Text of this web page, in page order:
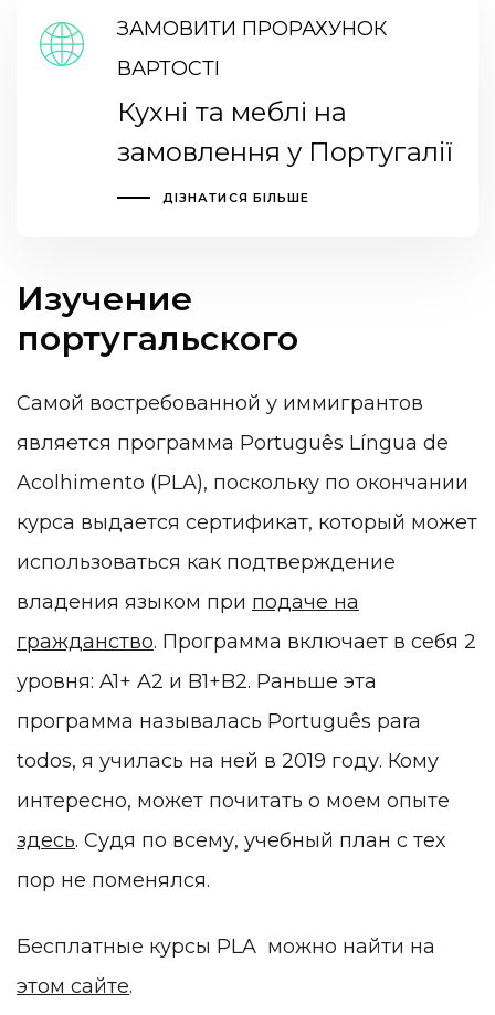
ЗАМОВИТИ ПРОРАХУНОК
ВАРТОСТІ
Кухні та меблі на
замовлення у Португалії
ДІЗНАТИСЯ БІЛЬШЕ
Изучение
португальского
Самой востребованной у иммигрантов
является программа Português Língua de
Acolhimento (PLA), поскольку по окончании
курса выдается сертификат, который может
использоваться как подтверждение
владения языком при подаче на
гражданство. Программа включает в себя 2
уровня: A1+ A2 и B1+B2. Раньше эта
программа называлась Português para
todos, я училась на ней в 2019 году. Кому
интересно, может почитать о моем опыте
здесь. Судя по всему, учебный план с тех
пор не поменялся.
Бесплатные курсы PLA можно найти на
этом сайте.